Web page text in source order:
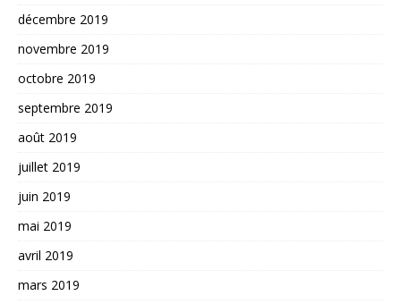
décembre 2019
novembre 2019
octobre 2019
septembre 2019
août 2019
juillet 2019
juin 2019
mai 2019
avril 2019
mars 2019